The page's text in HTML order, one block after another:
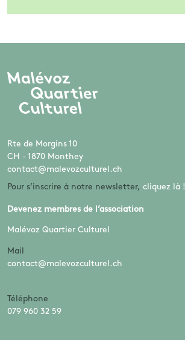
Rte de Morgins 10
CH - 1870 Monthey
contact@malevozculturel.ch
Pour s’inscrire à notre newsletter, cliquez là !
Devenez membres de l’association
Malévoz Quartier Culturel
Mail
contact@malevozculturel.ch
Téléphone
079 960 32 59